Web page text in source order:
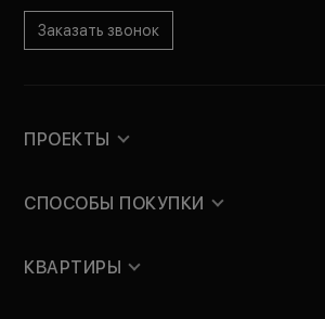
Заказать звонок
ПРОЕКТЫ
СПОСОБЫ ПОКУПКИ
КВАРТИРЫ